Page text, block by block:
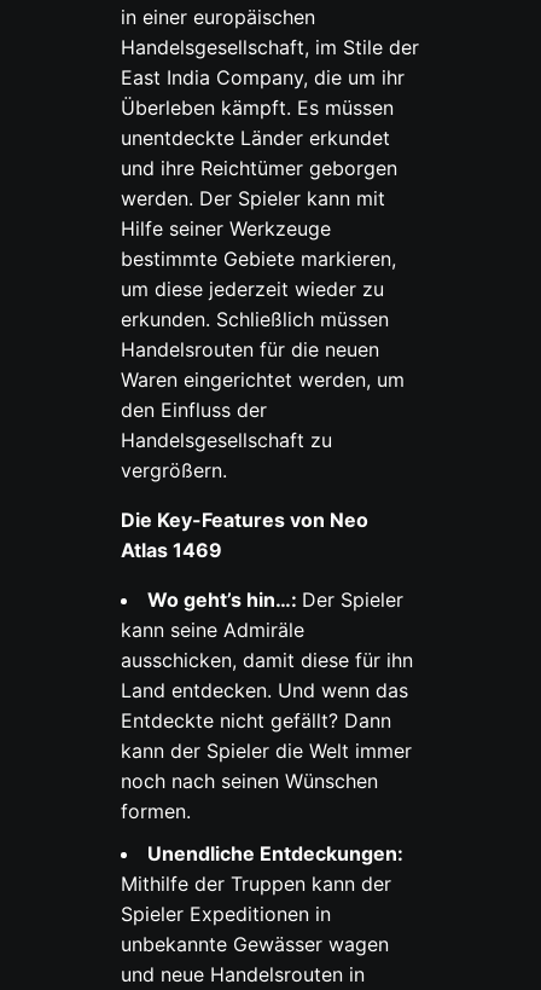
in einer europäischen
Handelsgesellschaft, im Stile der
East India Company, die um ihr
Überleben kämpft. Es müssen
unentdeckte Länder erkundet
und ihre Reichtümer geborgen
werden. Der Spieler kann mit
Hilfe seiner Werkzeuge
bestimmte Gebiete markieren,
um diese jederzeit wieder zu
erkunden. Schließlich müssen
Handelsrouten für die neuen
Waren eingerichtet werden, um
den Einfluss der
Handelsgesellschaft zu
vergrößern.
Die Key-Features von Neo
Atlas 1469
Wo geht’s hin…: Der Spieler
kann seine Admiräle
ausschicken, damit diese für ihn
Land entdecken. Und wenn das
Entdeckte nicht gefällt? Dann
kann der Spieler die Welt immer
noch nach seinen Wünschen
formen.
Unendliche Entdeckungen:
Mithilfe der Truppen kann der
Spieler Expeditionen in
unbekannte Gewässer wagen
und neue Handelsrouten in